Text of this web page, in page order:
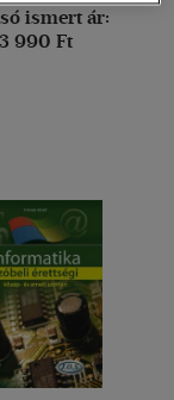
ismert ár:
3 990 Ft